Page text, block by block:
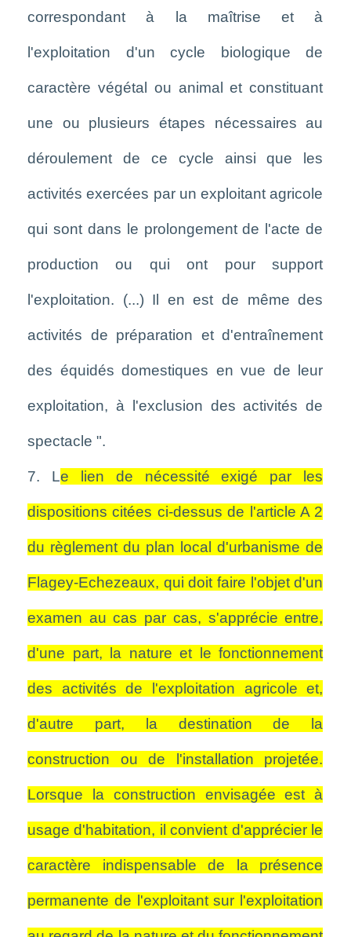
correspondant à la maîtrise et à
l'exploitation d'un cycle biologique de
caractère végétal ou animal et constituant
une ou plusieurs étapes nécessaires au
déroulement de ce cycle ainsi que les
activités exercées par un exploitant agricole
qui sont dans le prolongement de l'acte de
production ou qui ont pour support
l'exploitation. (...) Il en est de même des
activités de préparation et d'entraînement
des équidés domestiques en vue de leur
exploitation, à l'exclusion des activités de
spectacle ".
7. Le lien de nécessité exigé par les
dispositions citées ci-dessus de l'article A 2
du règlement du plan local d'urbanisme de
Flagey-Echezeaux, qui doit faire l'objet d'un
examen au cas par cas, s'apprécie entre,
d'une part, la nature et le fonctionnement
des activités de l'exploitation agricole et,
d'autre part, la destination de la
construction ou de l'installation projetée.
Lorsque la construction envisagée est à
usage d'habitation, il convient d'apprécier le
caractère indispensable de la présence
permanente de l'exploitant sur l'exploitation